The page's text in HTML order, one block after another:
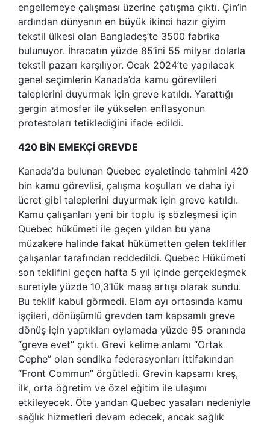
engellemeye çalışması üzerine çatışma çıktı. Çin’in
ardından dünyanın en büyük ikinci hazır giyim
tekstil ülkesi olan Bangladeş’te 3500 fabrika
bulunuyor. İhracatın yüzde 85’ini 55 milyar dolarla
tekstil pazarı karşılıyor. Ocak 2024’te yapılacak
genel seçimlerin Kanada’da kamu görevlileri
taleplerini duyurmak için greve katıldı. Yarattığı
gergin atmosfer ile yükselen enflasyonun
protestoları tetiklediğini ifade edildi.
420 BİN EMEKÇİ GREVDE
Kanada’da bulunan Quebec eyaletinde tahmini 420
bin kamu görevlisi, çalışma koşulları ve daha iyi
ücret gibi taleplerini duyurmak için greve katıldı.
Kamu çalışanları yeni bir toplu iş sözleşmesi için
Quebec hükümeti ile geçen yıldan bu yana
müzakere halinde fakat hükümetten gelen teklifler
çalışanlar tarafından reddedildi. Quebec Hükümeti
son teklifini geçen hafta 5 yıl içinde gerçekleşmek
suretiyle yüzde 10,3’lük maaş artışı olarak sundu.
Bu teklif kabul görmedi. Elam ayı ortasında kamu
işçileri, dönüşümlü grevden tam kapsamlı greve
dönüş için yaptıkları oylamada yüzde 95 oranında
“greve evet” çıktı. Grevi kelime anlamı “Ortak
Cephe” olan sendika federasyonları ittifakından
“Front Commun” örgütledi. Grevin kapsamı kreş,
ilk, orta öğretim ve özel eğitim ile ulaşımı
etkileyecek. Öte yandan Quebec yasaları nedeniyle
sağlık hizmetleri devam edecek, ancak sağlık